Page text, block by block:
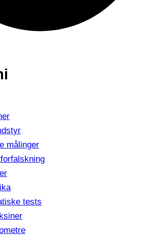
målinger
tests